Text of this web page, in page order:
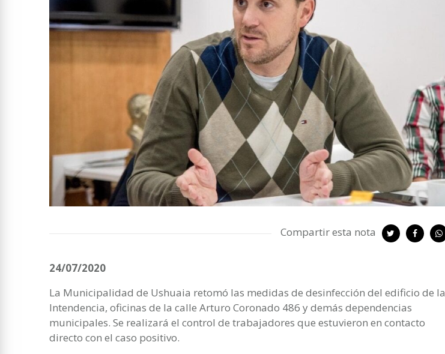
Compartir esta nota
24/07/2020
La Municipalidad de Ushuaia retomó las medidas de desinfección del edificio de la
Intendencia, oficinas de la calle Arturo Coronado 486 y demás dependencias
municipales. Se realizará el control de trabajadores que estuvieron en contacto
directo con el caso positivo.